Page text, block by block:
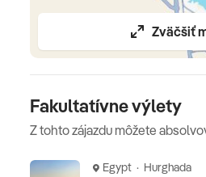
Zväčšiť
Fakultatívne výlety
Z tohto zájazdu môžete
Egypt · Hurghada